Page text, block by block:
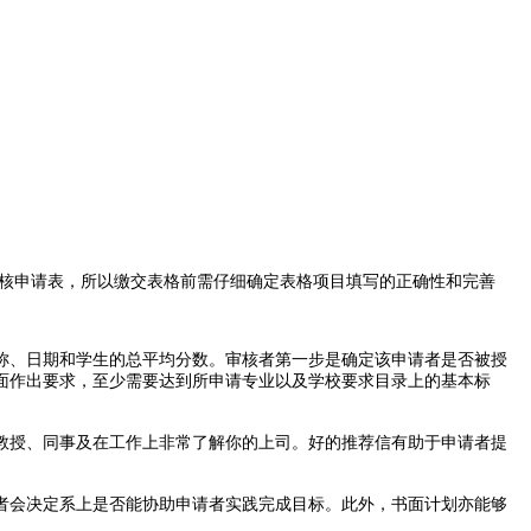
请表，所以缴交表格前需仔细确定表格项目填写的正确性和完善
日期和学生的总平均分数。审核者第一步是确定该申请者是否被授
出要求，至少需要达到所申请专业以及学校要求目录上的基本标
、同事及在工作上非常了解你的上司。好的推荐信有助于申请者提
决定系上是否能协助申请者实践完成目标。此外，书面计划亦能够